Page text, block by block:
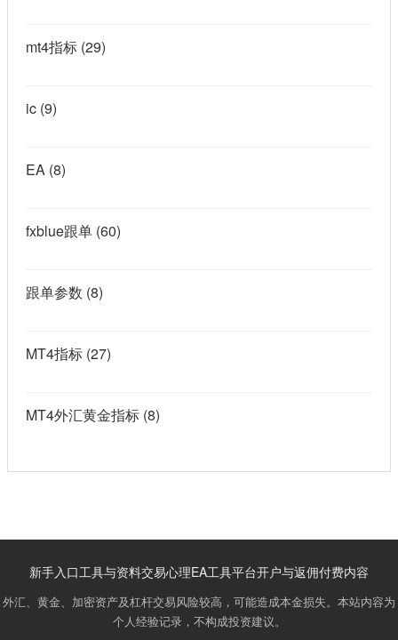
mt4指标 (29)
ic (9)
EA (8)
fxblue跟单 (60)
跟单参数 (8)
MT4指标 (27)
MT4外汇黄金指标 (8)
新手入口工具与资料交易心理EA工具平台开户与返佣付费内容
外汇、黄金、加密资产及杠杆交易风险较高，可能造成本金损失。本站内容为
个人经验记录，不构成投资建议。